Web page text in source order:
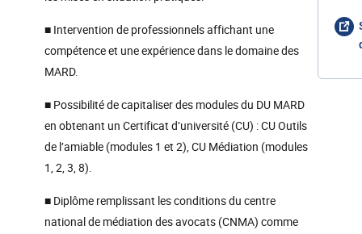
■ Intervention de professionnels affichant une
compétence et une expérience dans le domaine des
MARD.
■ Possibilité de capitaliser des modules du DU MARD
en obtenant un Certificat d’université (CU) : CU Outils
de l’amiable (modules 1 et 2), CU Médiation (modules
1, 2, 3, 8).
■ Diplôme remplissant les conditions du centre
national de médiation des avocats (CNMA) comme